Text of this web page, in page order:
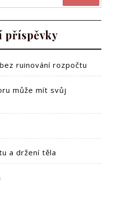
příspěvky
ruinování rozpočtu
může mít svůj
a držení těla